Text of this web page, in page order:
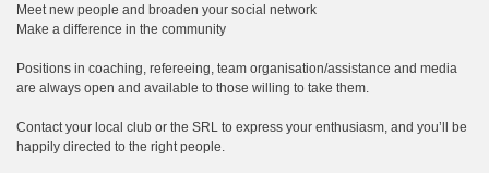
Meet new people and broaden your social network
Make a difference in the community
Positions in coaching, refereeing, team organisation/assistance and media
are always open and available to those willing to take them.
Contact your local club or the SRL to express your enthusiasm, and you’ll be
happily directed to the right people.